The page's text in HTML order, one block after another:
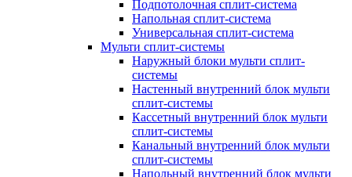
Подпотолочная сплит-система
Напольная сплит-система
Универсальная сплит-система
Мульти сплит-системы
Наружный блоки мульти сплит-
системы
Настенный внутренний блок мульти
сплит-системы
Кассетный внутренний блок мульти
сплит-системы
Канальный внутренний блок мульти
сплит-системы
Напольный внутренний блок мульти